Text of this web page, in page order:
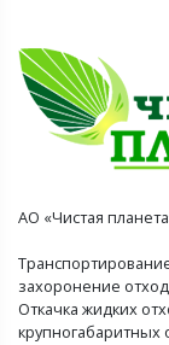
АО «Чистая
захоронение
Откачка жидких
крупногабаритных